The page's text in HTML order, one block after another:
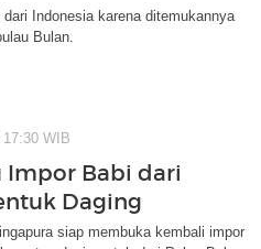
Indonesia karena ditemukannya
Bulan.
WIB
Impor Babi dari
Daging
siap membuka kembali impor